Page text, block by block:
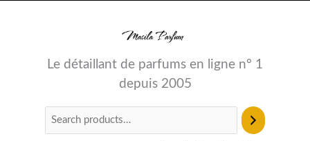
Le détaillant de parfums en ligne n° 1
depuis 2005